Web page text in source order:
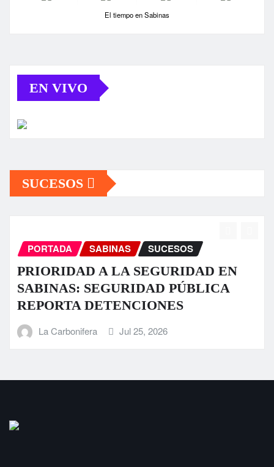
El tiempo en Sabinas
EN VIVO
SUCESOS
PORTADA SABINAS SUCESOS
Fuerte tromba causa daños en
sectores de Sabinas
La Carbonifera Jul 23, 2026